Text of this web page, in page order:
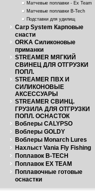
Матчевые поплавки - Ex Team
Матчевые поплавки B-Tech
Подставки для удилищ
Carp System Карповые
снасти
ORKA Силиконовые
приманки
STREAMER МЯГКИЙ
СВИНЕЦ ДЛЯ ОТГРУЗКИ
ПОПЛ.
STREAMER ПВХ И
СИЛИКОНОВЫЕ
АКСЕССУАРЫ
STREAMER СВИНЦ.
ГРУЗИЛА ДЛЯ ОТГРУЗКИ
ПОПЛ. ОСНАСТОК
Воблеры CALYPSO
Воблеры GOLDY
Воблеры Monarch Lures
Нахлыст Vania Fly Fishing
Поплавок B-TECH
Поплавок EX TEAM
Поплавочные готовые
оснастки